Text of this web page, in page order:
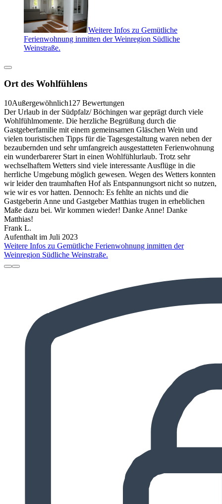
Weitere Infos zu Gemütliche
Ferienwohnung inmitten der Weinregion Südliche
Weinstraße.
Ort des Wohlfühlens
10Außergewöhnlich127 Bewertungen
Der Urlaub in der Südpfalz/ Böchingen war geprägt durch viele
Wohlfühlmomente. Die herzliche Begrüßung durch die
Gastgeberfamilie mit einem gemeinsamen Gläschen Wein und
vielen touristischen Tipps für die Tagesgestaltung waren neben der
bezaubernden und sehr umfangreich ausgestatteten Ferienwohnung
ein wunderbarerer Start in einen Wohlfühlurlaub. Trotz sehr
wechselhaftem Wetters sind viele interessante Ausflüge in die
herrliche Umgebung möglich gewesen. Wegen des Wetters konnten
wir leider den traumhaften Hof als Entspannungsort nicht so nutzen,
wie wir es vor hatten. Dennoch: Es fehlte an nichts und die
Gastgeberin Anne und Gastgeber Matthias trugen in erheblichen
Maße dazu bei. Wir kommen wieder! Danke Anne! Danke
Matthias!
Frank L.
Aufenthalt im Juli 2023
Weitere Infos zu Gemütliche Ferienwohnung inmitten der
Weinregion Südliche Weinstraße.